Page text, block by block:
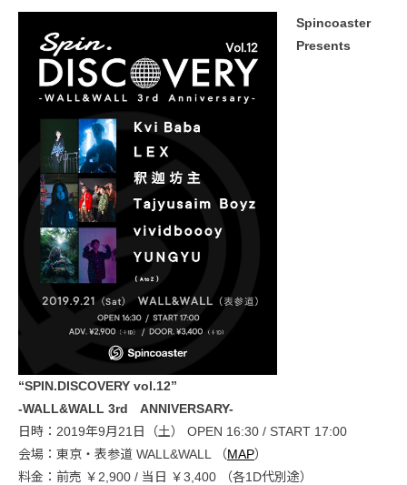
Spincoaster
Presents
“SPIN.DISCOVERY vol.12”
-WALL&WALL 3rd ANNIVERSARY-
日時：2019年9月21日（土） OPEN 16:30 / START 17:00
会場：東京・表参道 WALL&WALL （MAP）
料金：前売 ￥2,900 / 当日 ￥3,400 （各1D代別途）